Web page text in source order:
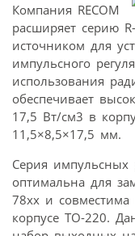
Компания RECOM
расширяет серию
источником для
импульсного
использования
обеспечивает
17,5 Вт/см3 в
11,5×8,5×17,5 мм.
Серия импульсных
оптимальна для
78xx и
корпусе TO-220.